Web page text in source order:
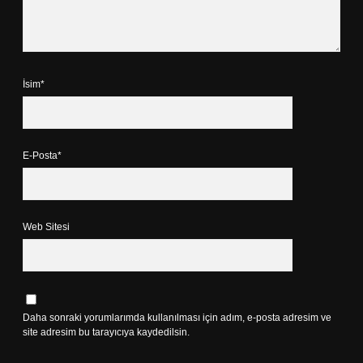
İsim*
E-Posta*
Web Sitesi
Daha sonraki yorumlarımda kullanılması için adım, e-posta adresim ve
site adresim bu tarayıcıya kaydedilsin.